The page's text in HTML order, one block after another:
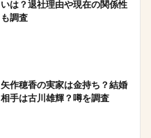
いは？退社理由や現在の関係性
も調査
矢作穂香の実家は金持ち？結婚
相手は古川雄輝？噂を調査